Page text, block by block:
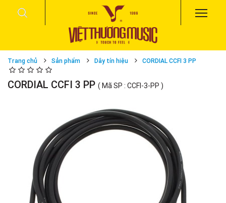
Trang chủ Sản phẩm Dây tín hiệu CORDIAL CCFI 3 PP
CORDIAL CCFI 3 PP ( Mã SP : CCFI-3-PP )